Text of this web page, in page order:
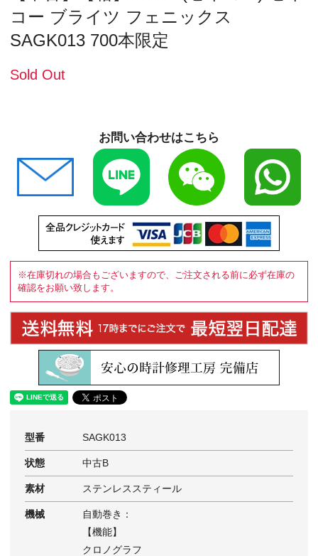
コー ブライツ フェニックス
SAGK013 700本限定
Sold Out
お問い合わせはこちら
※在庫切れの場合もございますので、ご注文される前に必ず在庫の
確認をお願い致します。
型番 SAGK013
状態 中古B
素材 ステンレススティール
機械
自動巻き：
【機能】
クロノグラフ